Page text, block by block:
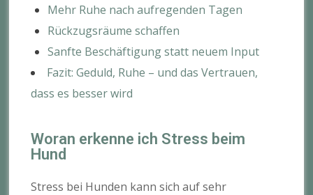
Mehr Ruhe nach aufregenden Tagen
Rückzugsräume schaffen
Sanfte Beschäftigung statt neuem Input
Fazit: Geduld, Ruhe – und das Vertrauen,
dass es besser wird
Woran erkenne ich Stress beim
Hund
Stress bei Hunden kann sich auf sehr